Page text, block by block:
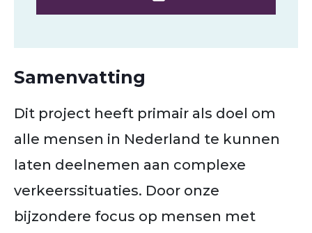
Samenvatting
Dit project heeft primair als doel om
alle mensen in Nederland te kunnen
laten deelnemen aan complexe
verkeerssituaties. Door onze
bijzondere focus op mensen met